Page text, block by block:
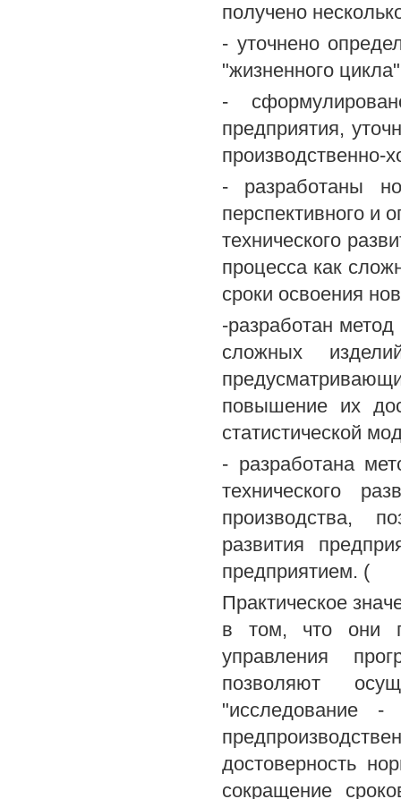
получено
- уточнено
"жизненного
-
предприятия,
производственно-
- разработаны
перспективного и
технического
процесса как
сроки освоения
-разработан метод
сложных
повышение их
статистической
- разработана
технического
производства,
развития
предприятием. (
Практическое
в том, что они
управления
позволяют
"исследование -
достоверность
сокращение